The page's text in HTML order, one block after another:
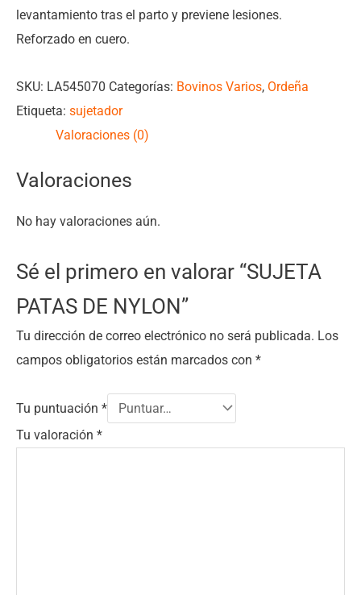
levantamiento tras el parto y previene lesiones.
Reforzado en cuero.
SKU: LA545070 Categorías: Bovinos Varios, Ordeña
Etiqueta: sujetador
Valoraciones (0)
Valoraciones
No hay valoraciones aún.
Sé el primero en valorar “SUJETA
PATAS DE NYLON”
Tu dirección de correo electrónico no será publicada. Los
campos obligatorios están marcados con *
Tu puntuación *
Tu valoración *